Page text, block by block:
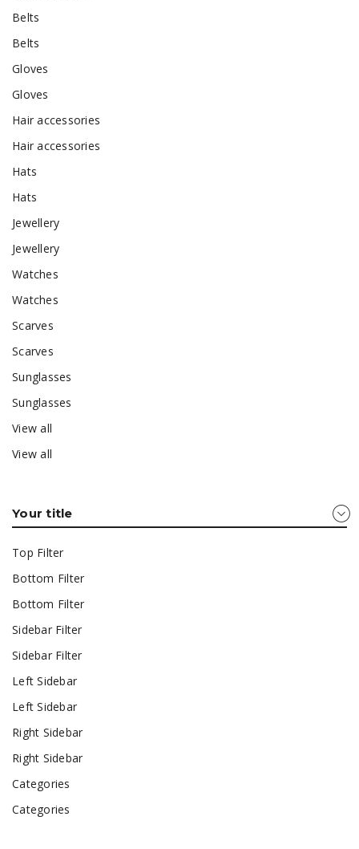
Belts
Belts
Gloves
Gloves
Hair accessories
Hair accessories
Hats
Hats
Jewellery
Jewellery
Watches
Watches
Scarves
Scarves
Sunglasses
Sunglasses
View all
View all
Your title
Top Filter
Bottom Filter
Bottom Filter
Sidebar Filter
Sidebar Filter
Left Sidebar
Left Sidebar
Right Sidebar
Right Sidebar
Categories
Categories